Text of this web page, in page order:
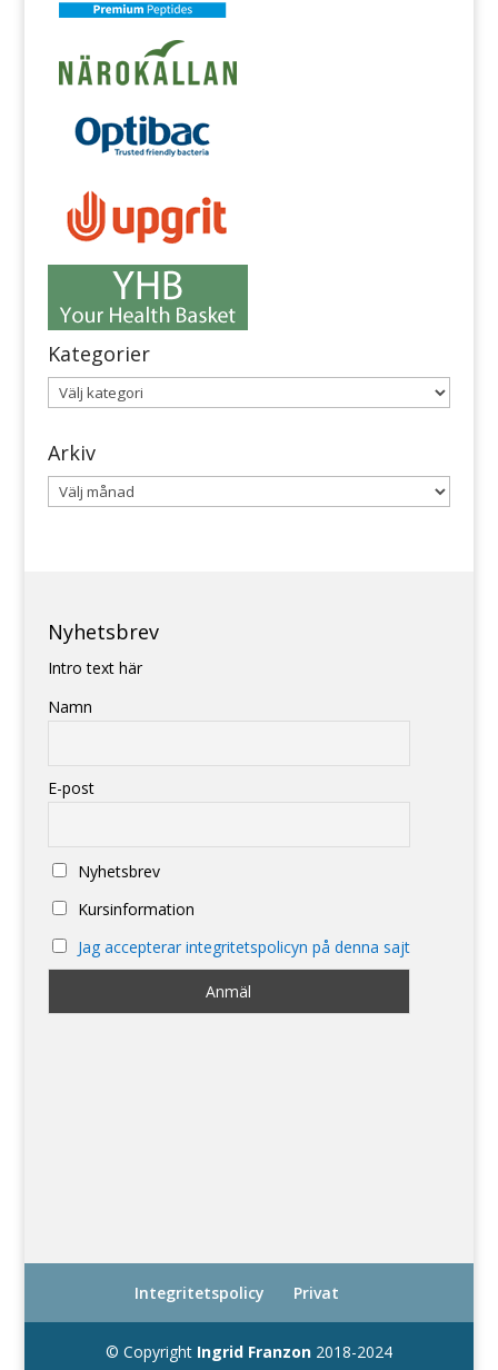
Kategorier
Kategorier
Arkiv
Arkiv
Nyhetsbrev
Intro text här
Namn
E-post
Nyhetsbrev
Kursinformation
Jag accepterar integritetspolicyn på denna sajt
Integritetspolicy Privat
© Copyright Ingrid Franzon2018-2024